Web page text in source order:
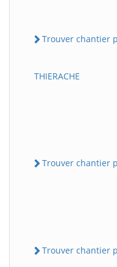
Trouver chantier
THIERACHE
Trouver chantier
Trouver chantier